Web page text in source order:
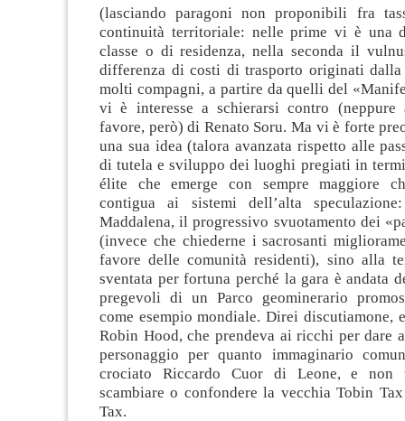
(lasciando paragoni non proponibili fra
continuità territoriale: nelle prime vi è una
classe o di residenza, nella seconda il
differenza di costi di trasporto originati
molti compagni, a partire da quelli del
vi è interesse a schierarsi contro (neppure
favore, però) di Renato Soru. Ma vi è forte
una sua idea (talora avanzata rispetto alle
di tutela e sviluppo dei luoghi pregiati in
élite che emerge con sempre maggiore
contigua ai sistemi dell’alta
Maddalena, il progressivo svuotamento dei
(invece che chiederne i sacrosanti
favore delle comunità residenti), sino alla
sventata per fortuna perché la gara è andata
pregevoli di un Parco geominerario
come esempio mondiale. Direi discutiamone,
Robin Hood, che prendeva ai ricchi per dare
personaggio per quanto immaginario
crociato Riccardo Cuor di Leone, e non
scambiare o confondere la vecchia Tobin
Tax.